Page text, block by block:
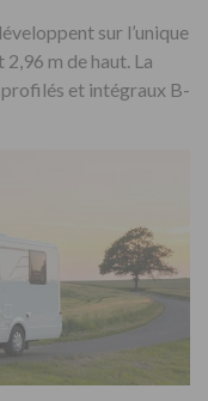
sur l’unique
m de haut. La
profilés et intégraux B-